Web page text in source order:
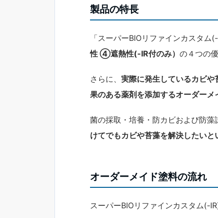
製品の特長
「スーパーBIOリファインカスタム
性 ④遮熱性(-IR付のみ） の４つの
さらに、 実際に発生しているカビ
果のある薬剤を添加するオーダーメ
菌の採取・培養・防カビおよび防
けてでもカビや苔藻を解決したいと
オーダーメイド塗料の流れ
スーパーBIOリファインカスタム(-